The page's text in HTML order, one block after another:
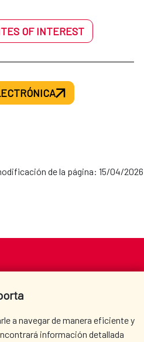
OF INTEREST
de la página: 15/04/2026
a navegar de manera eficiente y
información detallada